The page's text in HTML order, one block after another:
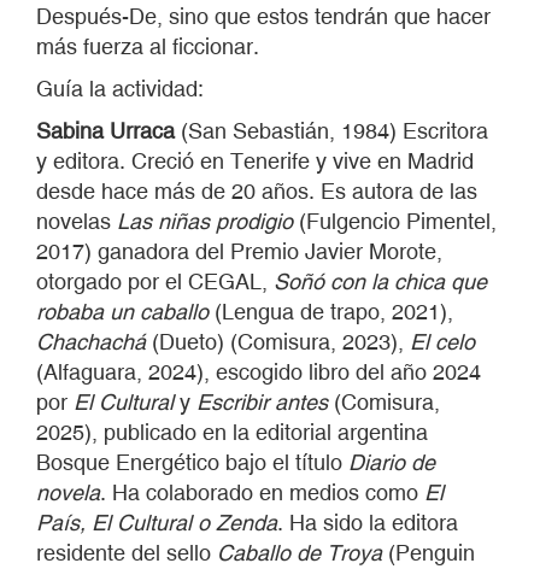
Después-De, sino que estos tendrán que hacer
más fuerza al ficcionar.
Guía la actividad:
Sabina Urraca(San Sebastián, 1984) Escritora
y editora. Creció en Tenerife y vive en Madrid
desde hace más de 20 años. Es autora de las
novelas Las niñas prodigio(Fulgencio Pimentel,
2017) ganadora del Premio Javier Morote,
otorgado por el CEGAL, Soñó con la chica que
robaba un caballo(Lengua de trapo, 2021),
Chachachá(Dueto) (Comisura, 2023), El celo
(Alfaguara, 2024), escogido libro del año 2024
por El Culturaly Escribir antes(Comisura,
2025), publicado en la editorial argentina
Bosque Energético bajo el título Diario de
novela. Ha colaborado en medios como El
País, El Cultural o Zenda. Ha sido la editora
residente del sello Caballo de Troya(Penguin